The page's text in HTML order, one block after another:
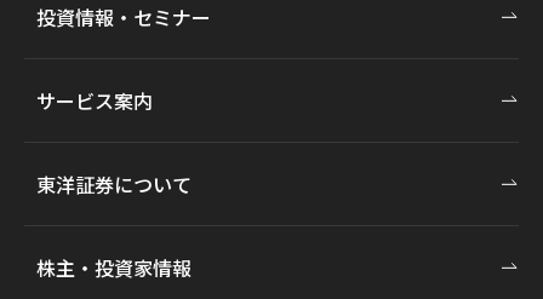
投資情報・セミナー
サービス案内
東洋証券について
株主・投資家情報